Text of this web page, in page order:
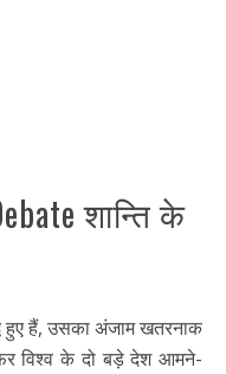
शान्ति के
हुए हैं, उसका अंजाम खतरनाक
विश्व के दो बड़े देश आमने-